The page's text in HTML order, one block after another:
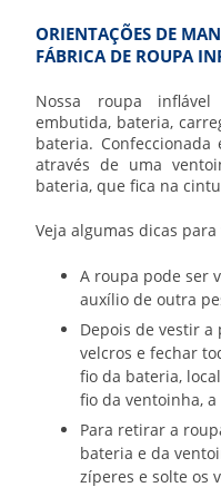
ORIENTAÇÕES DE
FÁBRICA DE ROUPA
Nossa roupa
embutida, bateria,
bateria.
através de uma
bateria, que fica na
Veja algumas dicas
A roupa pode ser
auxílio de outra
Depois de vestir a
velcros e fechar
fio da bateria,
fio da ventoinha,
Para retirar a
bateria e da
zíperes e solte os